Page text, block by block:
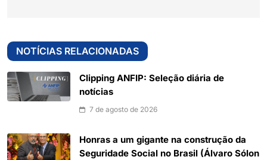
NOTÍCIAS RELACIONADAS
Clipping ANFIP: Seleção diária de
notícias
7 de agosto de 2026
Honras a um gigante na construção da
Seguridade Social no Brasil (Álvaro Sólon